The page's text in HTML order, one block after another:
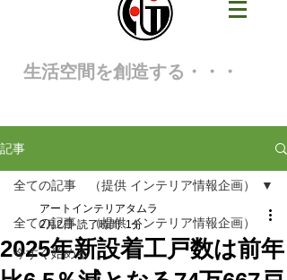
生活空間を創造する・・・
記事
全ての記事 （提供 インテリア情報企画）
今すぐ始める
全ての記事 （提供 インテリア情報企画）
2025年新設着工戸数は前年
アートインテリアタムラ
2月2日 読了時間: 1分